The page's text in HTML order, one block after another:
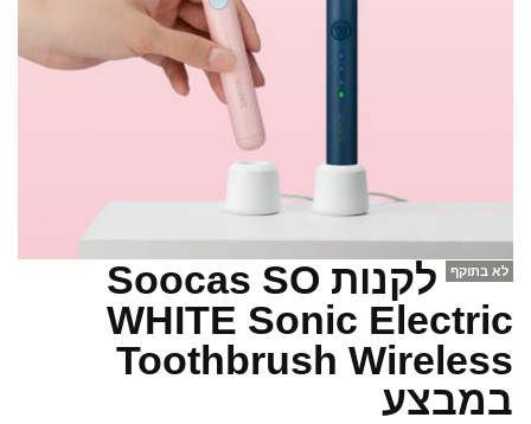
לא בתוקף
לקנות Soocas SO
WHITE Sonic Electric
Toothbrush Wireless
במבצע